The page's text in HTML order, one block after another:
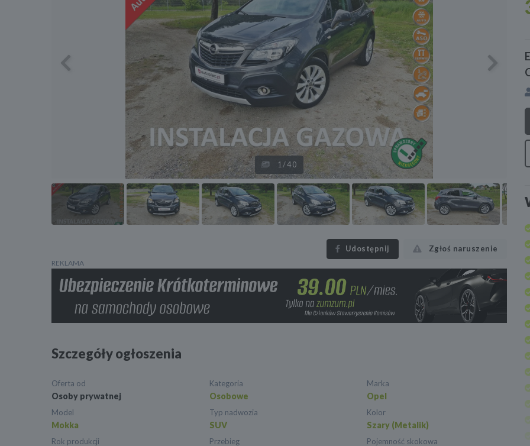
Next
1/40
Udostępnij Zgłoś naruszenie
REKLAMA
Szczegóły ogłoszenia
Oferta od
Osoby prywatnej
Kategoria
Osobowe
Marka
Opel
Model
Mokka
Typ nadwozia
SUV
Kolor
Szary (Metalik)
Rok produkcji Przebieg Pojemność skokowa